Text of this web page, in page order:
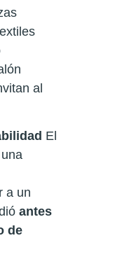
al
El
a un
antes
de